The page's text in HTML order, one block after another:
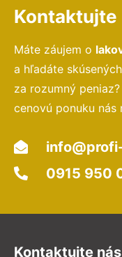
Kontaktujte
Máte záujem o
a hľadáte
za rozumný
cenovú ponuku
0915 950
Kontaktujte nás